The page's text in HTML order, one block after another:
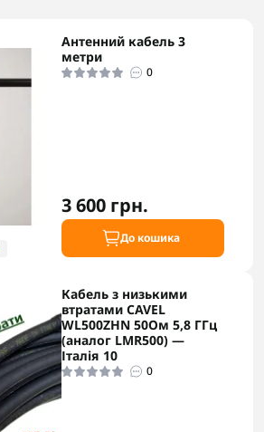
Антенний кабель 3
метри
0
3 600 грн.
До кошика
Кабель з низькими
втратами CAVEL
WL500ZHN 50Ом 5,8 ГГц
(аналог LMR500) —
Італія 10
0